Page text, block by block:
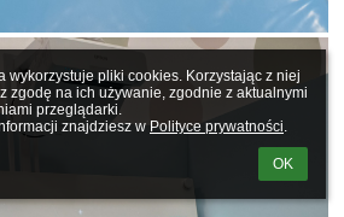
wykorzystuje pliki cookies. Korzystając z niej
zgodę na ich używanie, zgodnie z aktualnymi
przeglądarki.
znajdziesz w Polityce prywatności.
OK